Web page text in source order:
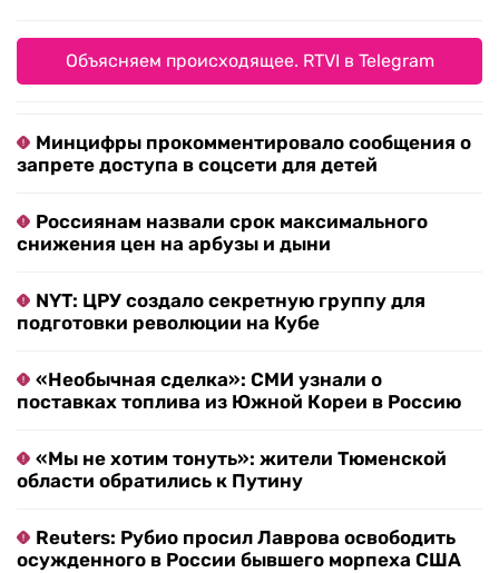
Объясняем происходящее. RTVI в Telegram
Минцифры прокомментировало сообщения о
запрете доступа в соцсети для детей
Россиянам назвали срок максимального
снижения цен на арбузы и дыни
NYT: ЦРУ создало секретную группу для
подготовки революции на Кубе
«Необычная сделка»: СМИ узнали о
поставках топлива из Южной Кореи в Россию
«Мы не хотим тонуть»: жители Тюменской
области обратились к Путину
Reuters: Рубио просил Лаврова освободить
осужденного в России бывшего морпеха США